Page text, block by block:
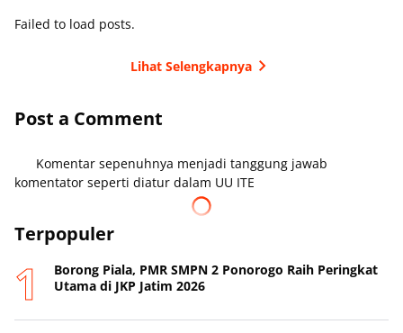
Failed to load posts.
Lihat Selengkapnya
Post a Comment
Komentar sepenuhnya menjadi tanggung jawab
komentator seperti diatur dalam UU ITE
Terpopuler
Borong Piala, PMR SMPN 2 Ponorogo Raih Peringkat
Utama di JKP Jatim 2026